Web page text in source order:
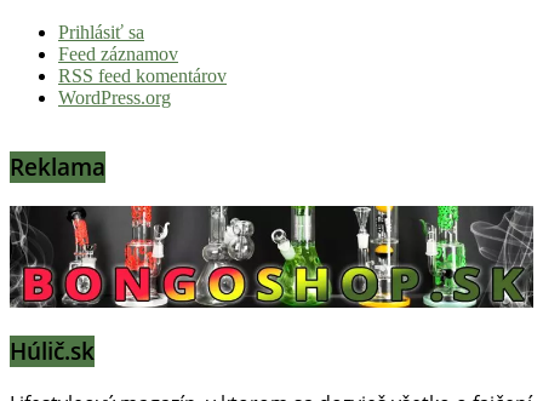
Prihlásiť sa
Feed záznamov
RSS feed komentárov
WordPress.org
Reklama
Húlič.sk